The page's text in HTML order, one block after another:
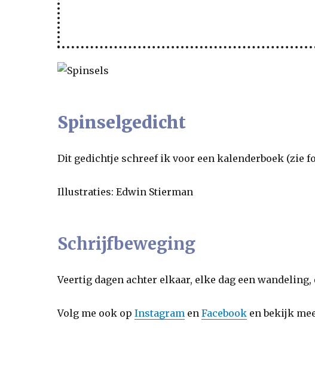
Spinselgedicht
Dit gedichtje schreef ik voor een kalenderboek (zie
Illustraties: Edwin Stierman
Schrijfbeweging
Veertig dagen achter elkaar, elke dag een
Volg me ook opInstagram enFacebook en bekijk